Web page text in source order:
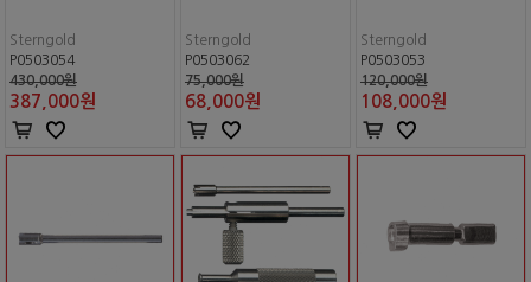
Sterngold
P0503054
430,000원
387,000원
Sterngold
P0503062
75,000원
68,000원
Sterngold
P0503053
120,000원
108,000원